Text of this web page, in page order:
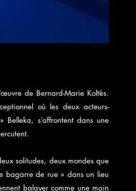
de Bernard-Marie Koltès.
où les deux acteurs-
s’affrontent dans une
solitudes, deux mondes que
bagarre de rue » dans un lieu
balayer comme une main